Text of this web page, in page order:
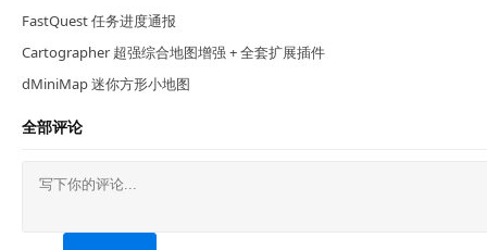
FastQuest 任务进度通报
Cartographer 超强综合地图增强 + 全套扩展插件
dMiniMap 迷你方形小地图
全部评论